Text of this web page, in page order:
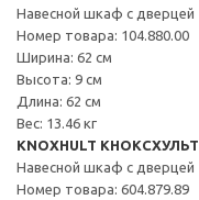
Навесной шкаф с дверцей
Номер товара: 104.880.00
Ширина: 62 см
Высота: 9 см
Длина: 62 см
Вес: 13.46 кг
KNOXHULT КНОКСХУЛЬТ
Навесной шкаф с дверцей
Номер товара: 604.879.89